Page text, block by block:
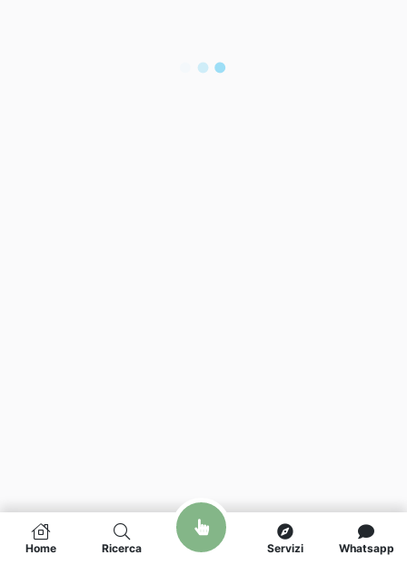
Home Ricerca Servizi Whatsapp